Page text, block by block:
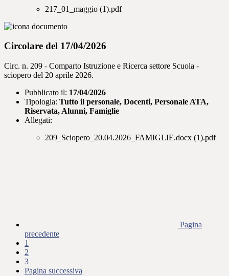
217_01_maggio (1).pdf
Circolare del 17/04/2026
Circ. n. 209 - Comparto Istruzione e Ricerca settore Scuola -
sciopero del 20 aprile 2026.
Pubblicato il: 17/04/2026
Tipologia: Tutto il personale, Docenti, Personale ATA,
Riservata, Alunni, Famiglie
Allegati:
209_Sciopero_20.04.2026_FAMIGLIE.docx (1).pdf
Pagina
precedente
1
2
3
Pagina successiva